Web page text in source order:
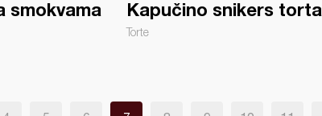
smokvama Kapučino snikers torta
Torte